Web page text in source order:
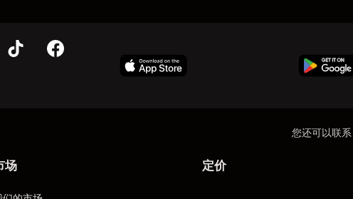
您还可以联
场 定价